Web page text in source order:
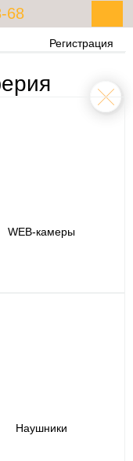
68
Регистрация
WEB-камеры
Наушники